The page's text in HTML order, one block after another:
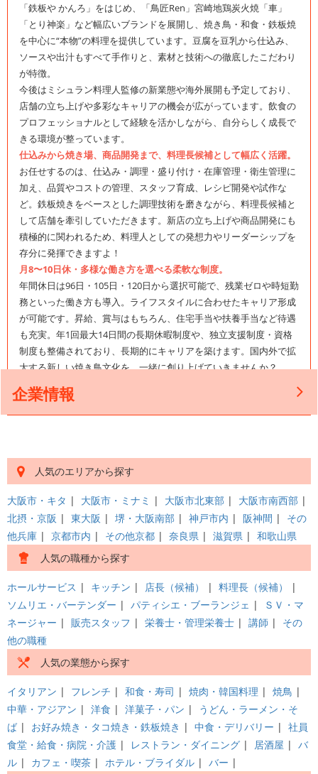
「鉄板や かんろ」をはじめ、「鳥匠Ren」宮崎地鶏炭火焼「車」
「とり神楽」など幅広いブランドを展開し、焼き鳥・和食・鉄板焼
を中心に“本物”の料理を提供しています。豆腐を豆乳から仕込み、
ソースや出汁もすべて手作りと、素材と技術への徹底したこだわり
が特徴。
今後はミシュラン料理人監修の新業態や海外展開も予定しており、
店舗の立ち上げや多彩なキャリアの機会が広がっています。飲食の
プロフェッショナルとして経験を活かしながら、自分らしく成長で
きる環境が整っています。
仕込みから焼き場、商品開発まで、料理長候補として幅広く活躍。
お任せするのは、仕込み・調理・盛り付け・在庫管理・衛生管理に
加え、品質やコストの管理、スタッフ育成、レシピ開発や試作な
ど。鉄板焼きをベースとした調理技術を磨きながら、料理長候補と
して店舗を牽引していただきます。新店の立ち上げや商品開発にも
積極的に関われるため、料理人としての発想力やリーダーシップを
存分に発揮できますよ！
月8〜10日休・多様な働き方を選べる柔軟な制度。
年間休日は96日・105日・120日から選択可能で、残業ゼロや時短勤
務といった働き方も導入。ライフスタイルに合わせたキャリア形成
が可能です。昇給、賞与はもちろん、住宅手当や扶養手当など待遇
も充実。年1回最大14日間の長期休暇制度や、独立支援制度・資格
制度も整備されており、長期的にキャリアを築けます。国内外で拡
大する新しい焼き鳥文化を、一緒に創り上げていきませんか？
企業情報
人気のエリアから探す
大阪市・キタ | 大阪市・ミナミ | 大阪市北東部 | 大阪市南西部 |
北摂・京阪 | 東大阪 | 堺・大阪南部 | 神戸市内 | 阪神間 | その
他兵庫 | 京都市内 | その他京都 | 奈良県 | 滋賀県 | 和歌山県
人気の職種から探す
ホールサービス | キッチン | 店長（候補） | 料理長（候補）
|
ソムリエ・バーテンダー | パティシエ・ブーランジェ |
ＳＶ・マ
ネージャー | 販売スタッフ | 栄養士・管理栄養士 | 講師 | その
他の職種
人気の業態から探す
イタリアン | フレンチ | 和食・寿司 | 焼肉・韓国料理 | 焼鳥 |
中華・アジアン | 洋食 | 洋菓子・パン |
うどん・ラーメン・そ
ば | お好み焼き・タコ焼き・鉄板焼き | 中食・デリバリー | 社員
食堂・給食・病院・介護 | レストラン・ダイニング | 居酒屋 | バ
ル | カフェ・喫茶 | ホテル・ブライダル | バー |